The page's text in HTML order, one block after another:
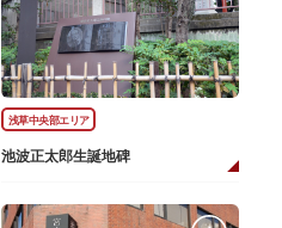
浅草中央部エリア
池波正太郎生誕地碑